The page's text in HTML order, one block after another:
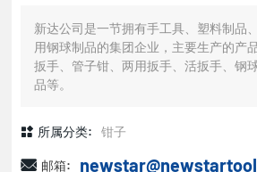
新达公司是一节拥有手工具、塑料制品
用钢球制品的集团企业，主要生产的产
扳手、管子钳、两用扳手、活扳手、钢
品等。
所属分类: 钳子
邮箱: